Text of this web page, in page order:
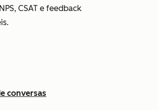
CSAT e feedback
conversas